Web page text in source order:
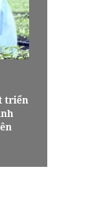
triển